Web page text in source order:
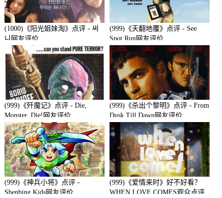
(1000)《阳光姐妹淘》点评 - 써
니网友评价
(999)《天翻地覆》点评 - See
Spot Run网友评价
(999)《歼魔记》点评 - Die,
Monster, Die!网友评价
(999)《杀出个黎明》点评 - From
Dusk Till Dawn网友评价
(999)《神兵小将》点评 -
Shenbing Kids网友评价
(999)《爱情来时》好不好看？
WHEN LOVE COMES观众点评